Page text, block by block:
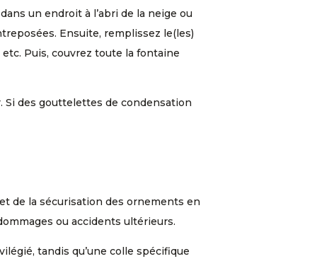
un endroit à l’abri de la neige ou
Ensuite, remplissez le(les)
Puis, couvrez toute la fontaine
Si des gouttelettes de condensation
de la sécurisation des ornements en
ou accidents ultérieurs.
tandis qu’une colle spécifique